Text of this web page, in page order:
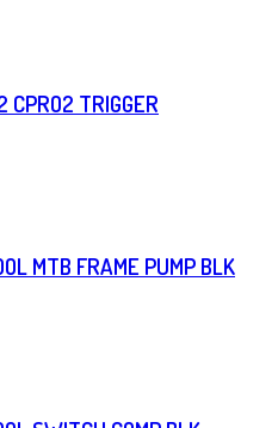
CPRO2 TRIGGER
MTB FRAME PUMP BLK